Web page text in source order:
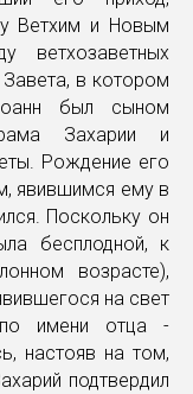
Ветхим и Новым
ветхозаветных
в котором
был сыном
Захарии и
Рождение его
явившимся ему в
Поскольку он
бесплодной, к
возрасте),
на свет
по имени отца -
настояв на том,
подтвердил